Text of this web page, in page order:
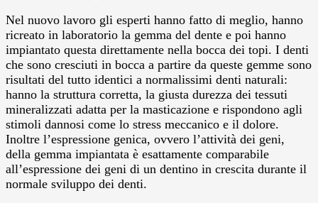
Nel nuovo lavoro gli esperti hanno fatto di meglio, hanno
ricreato in laboratorio la gemma del dente e poi hanno
impiantato questa direttamente nella bocca dei topi. I denti
che sono cresciuti in bocca a partire da queste gemme sono
risultati del tutto identici a normalissimi denti naturali:
hanno la struttura corretta, la giusta durezza dei tessuti
mineralizzati adatta per la masticazione e rispondono agli
stimoli dannosi come lo stress meccanico e il dolore.
Inoltre l’espressione genica, ovvero l’attività dei geni,
della gemma impiantata è esattamente comparabile
all’espressione dei geni di un dentino in crescita durante il
normale sviluppo dei denti.